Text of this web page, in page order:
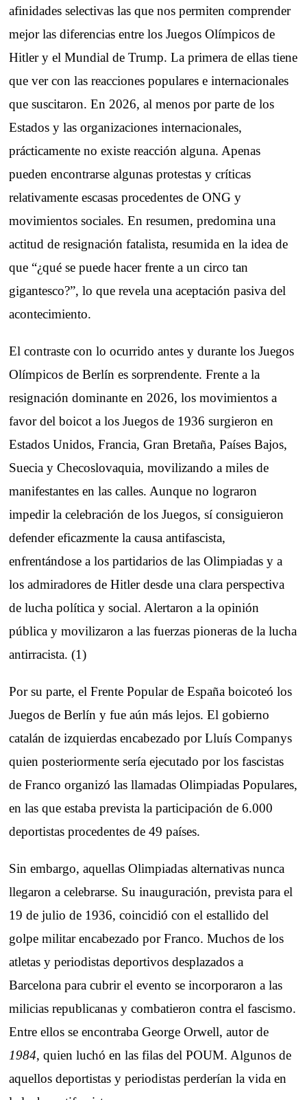
afinidades selectivas las que nos permiten comprender
mejor las diferencias entre los Juegos Olímpicos de
Hitler y el Mundial de Trump. La primera de ellas tiene
que ver con las reacciones populares e internacionales
que suscitaron. En 2026, al menos por parte de los
Estados y las organizaciones internacionales,
prácticamente no existe reacción alguna. Apenas
pueden encontrarse algunas protestas y críticas
relativamente escasas procedentes de ONG y
movimientos sociales. En resumen, predomina una
actitud de resignación fatalista, resumida en la idea de
que “¿qué se puede hacer frente a un circo tan
gigantesco?”, lo que revela una aceptación pasiva del
acontecimiento.
El contraste con lo ocurrido antes y durante los Juegos
Olímpicos de Berlín es sorprendente. Frente a la
resignación dominante en 2026, los movimientos a
favor del boicot a los Juegos de 1936 surgieron en
Estados Unidos, Francia, Gran Bretaña, Países Bajos,
Suecia y Checoslovaquia, movilizando a miles de
manifestantes en las calles. Aunque no lograron
impedir la celebración de los Juegos, sí consiguieron
defender eficazmente la causa antifascista,
enfrentándose a los partidarios de las Olimpiadas y a
los admiradores de Hitler desde una clara perspectiva
de lucha política y social. Alertaron a la opinión
pública y movilizaron a las fuerzas pioneras de la lucha
antirracista. (1)
Por su parte, el Frente Popular de España boicoteó los
Juegos de Berlín y fue aún más lejos. El gobierno
catalán de izquierdas encabezado por Lluís Companys
quien posteriormente sería ejecutado por los fascistas
de Franco organizó las llamadas Olimpiadas Populares,
en las que estaba prevista la participación de 6.000
deportistas procedentes de 49 países.
Sin embargo, aquellas Olimpiadas alternativas nunca
llegaron a celebrarse. Su inauguración, prevista para el
19 de julio de 1936, coincidió con el estallido del
golpe militar encabezado por Franco. Muchos de los
atletas y periodistas deportivos desplazados a
Barcelona para cubrir el evento se incorporaron a las
milicias republicanas y combatieron contra el fascismo.
Entre ellos se encontraba George Orwell, autor de
1984, quien luchó en las filas del POUM. Algunos de
aquellos deportistas y periodistas perderían la vida en